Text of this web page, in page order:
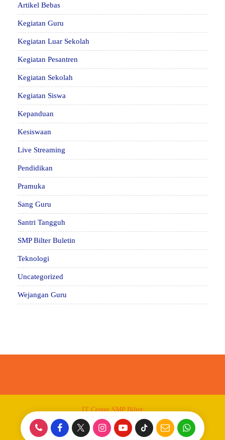
Artikel Bebas
Kegiatan Guru
Kegiatan Luar Sekolah
Kegiatan Pesantren
Kegiatan Sekolah
Kegiatan Siswa
Kepanduan
Kesiswaan
Live Streaming
Pendidikan
Pramuka
Sang Guru
Santri Tangguh
SMP Bilter Buletin
Teknologi
Uncategorized
Wejangan Guru
IT Center SMP Bilter